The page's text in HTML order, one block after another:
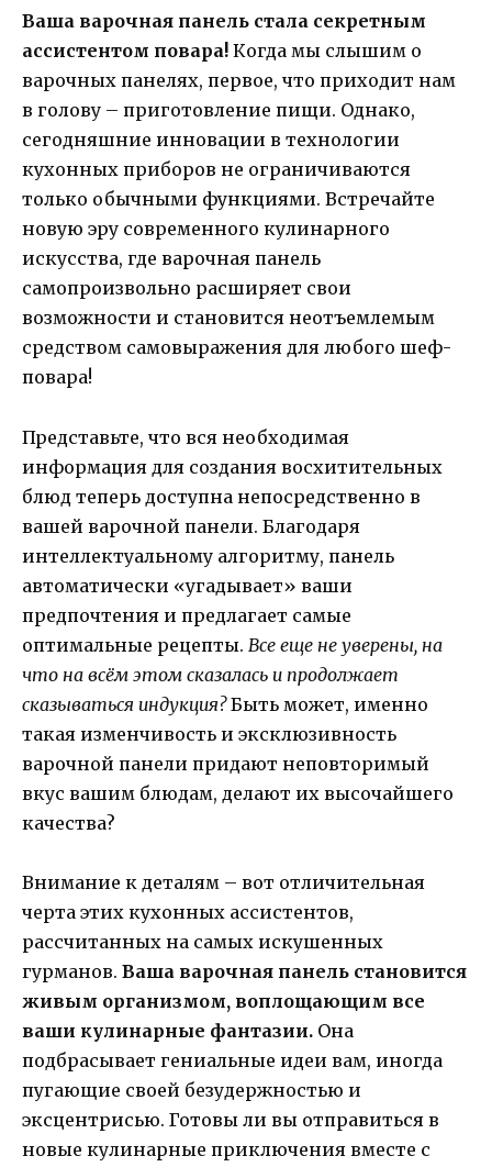
Ваша варочная панель стала секретным
ассистентом повара! Когда мы слышим о
варочных панелях, первое, что приходит нам
в голову – приготовление пищи. Однако,
сегодняшние инновации в технологии
кухонных приборов не ограничиваются
только обычными функциями. Встречайте
новую эру современного кулинарного
искусства, где варочная панель
самопроизвольно расширяет свои
возможности и становится неотъемлемым
средством самовыражения для любого шеф-
повара!
Представьте, что вся необходимая
информация для создания восхитительных
блюд теперь доступна непосредственно в
вашей варочной панели. Благодаря
интеллектуальному алгоритму, панель
автоматически «угадывает» ваши
предпочтения и предлагает самые
оптимальные рецепты. Все еще не уверены, на
что на всём этом сказалась и продолжает
сказываться индукция?Быть может, именно
такая изменчивость и эксклюзивность
варочной панели придают неповторимый
вкус вашим блюдам, делают их высочайшего
качества?
Внимание к деталям – вот отличительная
черта этих кухонных ассистентов,
рассчитанных на самых искушенных
гурманов. Ваша варочная панель становится
живым организмом, воплощающим все
ваши кулинарные фантазии. Она
подбрасывает гениальные идеи вам, иногда
пугающие своей безудержностью и
эксцентрисью. Готовы ли вы отправиться в
новые кулинарные приключения вместе с